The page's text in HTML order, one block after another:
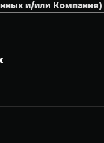
и/или Компания)